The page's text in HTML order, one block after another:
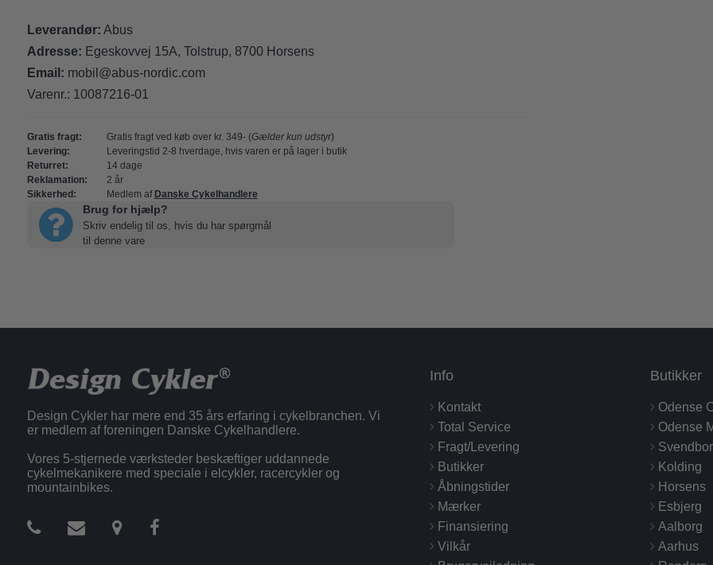
Leverandør: Abus
Adresse: Egeskovvej 15A, Tolstrup, 8700 Horsens
Email: mobil@abus-nordic.com
Varenr.: 10087216-01
Gratis fragt: Gratis fragt ved køb over kr. 349- (Gælder kun udstyr)
Levering:
Leveringstid 2-8 hverdage, hvis varen er på lager i butik
Returret:
14 dage
Reklamation:
2 år
Sikkerhed:
Medlem af Danske Cykelhandlere
Brug for hjælp?
Skriv endelig til os, hvis du har spørgmål
til denne vare
Design Cykler har mere end 35 års erfaring i cykelbranchen. Vi
er medlem af foreningen Danske Cykelhandlere.
Vores 5-stjernede værksteder beskæftiger uddannede
cykelmekanikere med speciale i elcykler, racercykler og
mountainbikes.
Info
Kontakt
Total Service
Fragt/Levering
Butikker
Åbningstider
Mærker
Finansiering
Vilkår
Butikker
Odense
Odense
Kolding
Horsens
Esbjerg
Aalborg
Aarhus